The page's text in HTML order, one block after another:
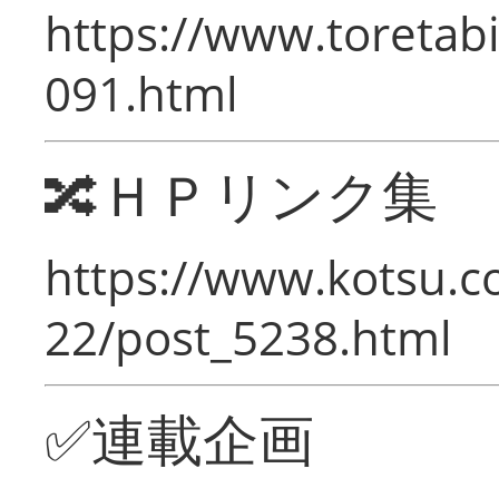
https://
091.html
🔀ＨＰリンク集
https://
22/post_5238.html
✅連載企画